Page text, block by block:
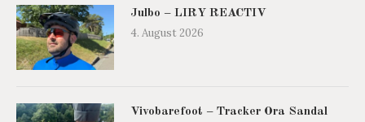
Julbo – LIRY REACTIV
4. August 2026
Vivobarefoot – Tracker Ora Sandal